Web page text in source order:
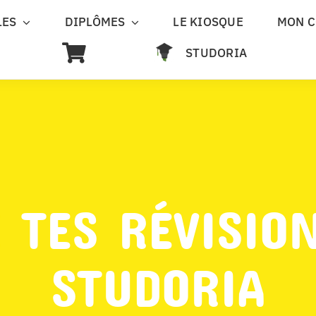
DIPLÔMES LE KIOSQUE
MON
STUDORIA
TES
STUDORIA